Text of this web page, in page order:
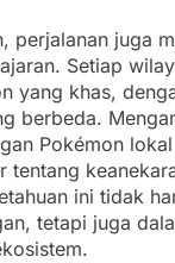
perjalanan juga
Setiap
yang khas,
berbeda.
Pokémon
tentang
ini tidak
tetapi juga